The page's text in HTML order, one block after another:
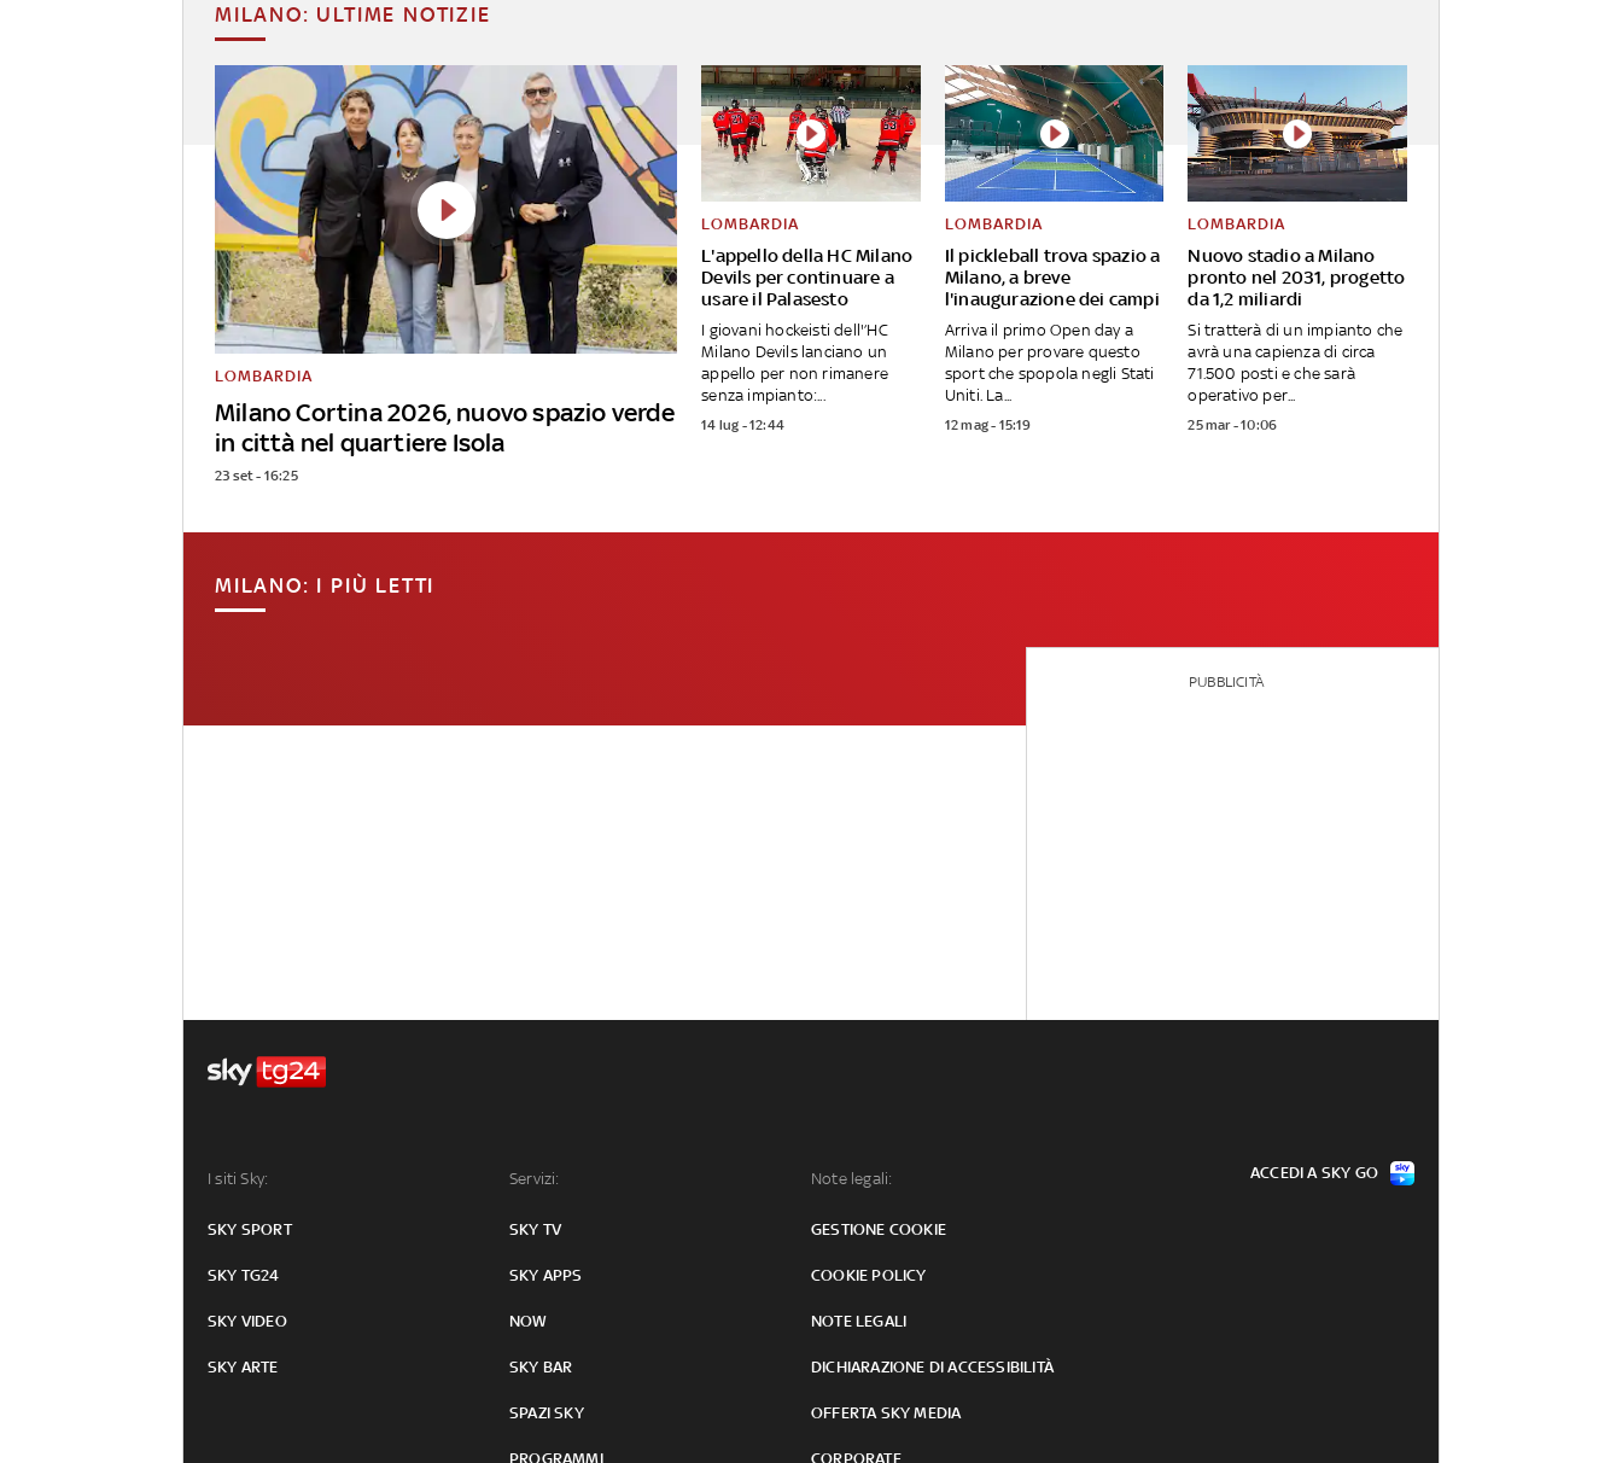
MILANO: ULTIME NOTIZIE
Milano Cortina 2026, nuovo spazio verde
in città nel quartiere Isola
LOMBARDIA
23 set - 16:25
L'appello della HC Milano
Devils per continuare a
usare il Palasesto
LOMBARDIA
I giovani hockeisti dell'’HC
Milano Devils lanciano un
appello per non rimanere
senza impianto:...
14 lug - 12:44
Il pickleball trova spazio a
Milano, a breve
l'inaugurazione dei campi
LOMBARDIA
Arriva il primo Open day a
Milano per provare questo
sport che spopola negli Stati
Uniti. La...
12 mag - 15:19
Nuovo stadio a Milano
pronto nel 2031, progetto
da 1,2 miliardi
LOMBARDIA
Si tratterà di un impianto che
avrà una capienza di circa
71.500 posti e che sarà
operativo per...
25 mar - 10:06
MILANO: I PIÙ LETTI
PUBBLICITÀ
I siti Sky:
SKY SPORT
SKY TG24
SKY VIDEO
SKY ARTE
Servizi:
SKY TV
SKY APPS
NOW
SKY BAR
SPAZI SKY
PROGRAMMI
Note legali:
GESTIONE COOKIE
COOKIE POLICY
NOTE LEGALI
DICHIARAZIONE DI ACCESSIBILITÀ
OFFERTA SKY MEDIA
CORPORATE
ACCEDI A SKY GO